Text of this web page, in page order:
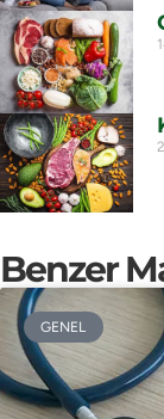
Benzer
GENEL